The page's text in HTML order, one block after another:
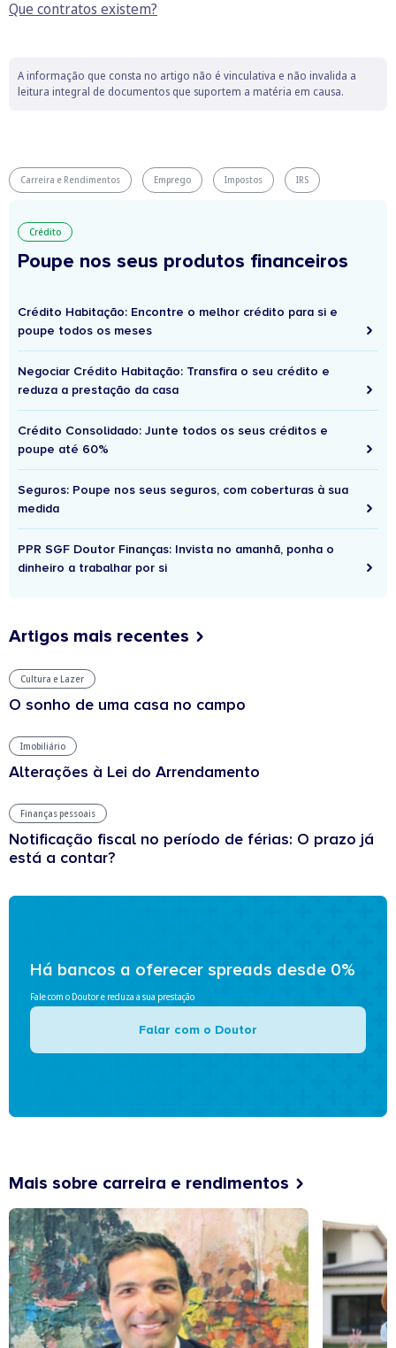
Que contratos existem?
A informação que consta no artigo não é vinculativa e não invalida a
leitura integral de documentos que suportem a matéria em causa.
Carreira e Rendimentos Emprego Impostos IRS
Crédito
Poupe nos seus produtos financeiros
Crédito Habitação: Encontre o melhor crédito para si e
poupe todos os meses
Negociar Crédito Habitação: Transfira o seu crédito e
reduza a prestação da casa
Crédito Consolidado: Junte todos os seus créditos e
poupe até 60%
Seguros: Poupe nos seus seguros, com coberturas à sua
medida
PPR SGF Doutor Finanças: Invista no amanhã, ponha o
dinheiro a trabalhar por si
Artigos mais recentes
Cultura e Lazer
O sonho de uma casa no campo
Imobiliário
Alterações à Lei do Arrendamento
Finanças pessoais
Notificação fiscal no período de férias: O prazo já
está a contar?
Há bancos a oferecer spreads desde 0%
Fale com o Doutor e reduza a sua prestação
Falar com o Doutor
Mais sobre carreira e rendimentos